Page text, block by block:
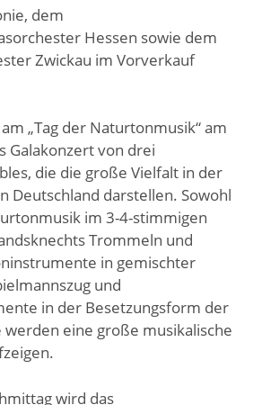
dem
Hessen sowie dem
Zwickau im Vorverkauf
„Tag der Naturtonmusik“ am
Galakonzert von drei
die die große Vielfalt in der
Deutschland darstellen. Sowohl
im 3-4-stimmigen
Trommeln und
in gemischter
und
in der Besetzungsform der
werden eine große musikalische
wird das